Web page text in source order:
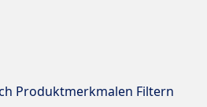
Produktmerkmalen Filtern